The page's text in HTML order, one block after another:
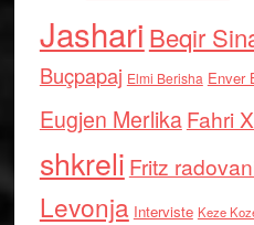
Jashari Beqir
Buçpapaj Elmi Berisha Enver
Eugjen MerlikaFahri
shkreli Fritz
Levonja Interviste Keze